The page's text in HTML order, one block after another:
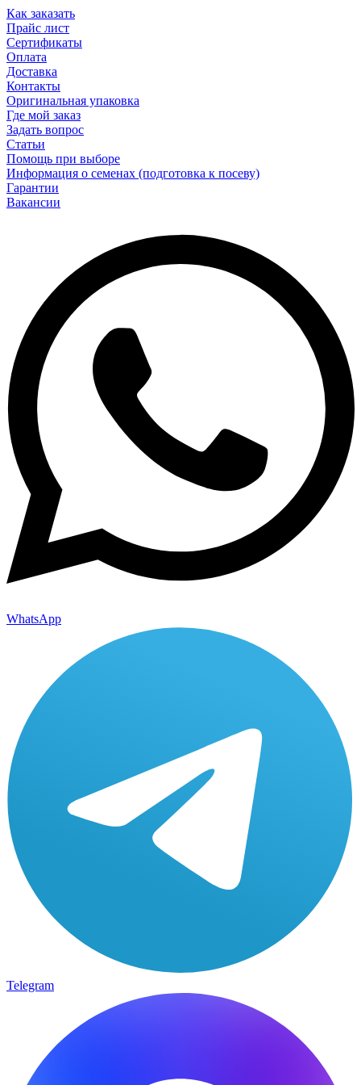
Как заказать
Прайс лист
Сертификаты
Оплата
Доставка
Контакты
Оригинальная упаковка
Где мой заказ
Задать вопрос
Статьи
Помощь при выборе
Информация о семенах (подготовка к посеву)
Гарантии
Вакансии
WhatsApp
Telegram